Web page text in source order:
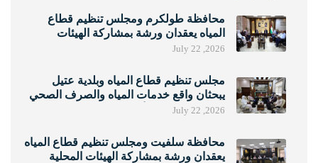
محافظة طولكرم ومجلس تنظيم قطاع
المياه يعقدان ورشة بمشاركة الهيئات
المحلية لتعزيز حوكمة خدمات المياه
July 22 ,2026
مجلس تنظيم قطاع المياه وبلدية عتيل
يبحثان واقع خدمات المياه والصرف الصحي
ونتائج مؤشرات الأداء لعام 2025
July 22 ,2026
محافظة سلفيت ومجلس تنظيم قطاع المياه
يعقدان ورشة بمشاركة الهيئات المحلية